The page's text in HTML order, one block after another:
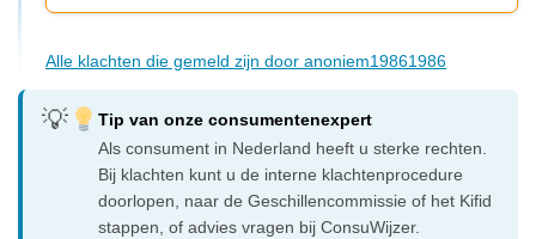
Alle klachten die gemeld zijn door anoniem19861986
Tip van onze consumentenexpert
Als consument in Nederland heeft u sterke rechten.
Bij klachten kunt u de interne klachtenprocedure
doorlopen, naar de Geschillencommissie of het Kifid
stappen, of advies vragen bij ConsuWijzer.